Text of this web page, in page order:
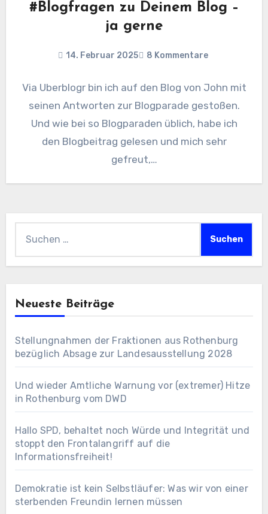
#Blogfragen zu Deinem Blog –
ja gerne
14. Februar 2025 8 Kommentare
Via Uberblogr bin ich auf den Blog von John mit
seinen Antworten zur Blogparade gestoßen.
Und wie bei so Blogparaden üblich, habe ich
den Blogbeitrag gelesen und mich sehr
gefreut,…
Neueste Beiträge
Stellungnahmen der Fraktionen aus Rothenburg
bezüglich Absage zur Landesausstellung 2028
Und wieder Amtliche Warnung vor (extremer) Hitze
in Rothenburg vom DWD
Hallo SPD, behaltet noch Würde und Integrität und
stoppt den Frontalangriff auf die
Informationsfreiheit!
Demokratie ist kein Selbstläufer: Was wir von einer
sterbenden Freundin lernen müssen